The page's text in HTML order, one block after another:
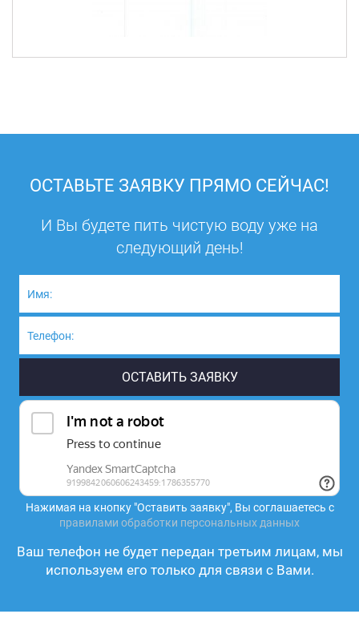
ОСТАВЬТЕ ЗАЯВКУ ПРЯМО СЕЙЧАС!
И Вы будете пить чистую воду уже на
следующий день!
Нажимая на кнопку "Оставить заявку", Вы соглашаетесь с
правилами обработки персональных данных
Ваш телефон не будет передан третьим лицам, мы
используем его только для связи с Вами.